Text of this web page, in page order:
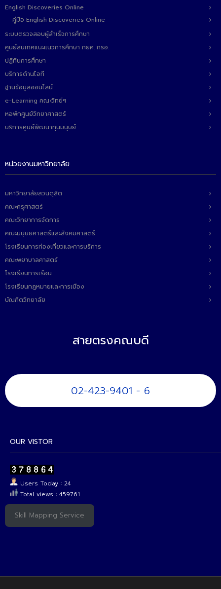
English Discoveries Online
คู่มือ English Discoveries Online
ระบบตรวจสอบผู้สำเร็จการศึกษา
ศูนย์สนเทศแนะแนวการศึกษา กยศ. กรอ.
ปฏิทินการศึกษา
บริการด้านไอที
ฐานข้อมูลออนไลน์
e-Learning คณะวิทย์ฯ
หอพักศูนย์วิทยาศาสตร์
บริการศูนย์พัฒนาทุนมนุษย์
หน่วยงานมหาวิทยาลัย
มหาวิทยาลัยสวนดุสิต
คณะครุศาสตร์
คณะวิทยาการจัดการ
คณะมนุษยศาสตร์และสังคมศาสตร์
โรงเรียนการท่องเที่ยวและการบริการ
คณะพยาบาลศาสตร์
โรงเรียนการเรือน
โรงเรียนกฎหมายและการเมือง
บัณฑิตวิทยาลัย
สายตรงคณบดี
02-423-9401 - 6
OUR VISTOR
Users Today : 24
Total views : 459761
Skill Mapping Service